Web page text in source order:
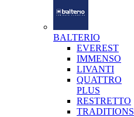
BALTERIO
EVEREST
IMMENSO
LIVANTI
QUATTRO
PLUS
RESTRETTO
TRADITIONS